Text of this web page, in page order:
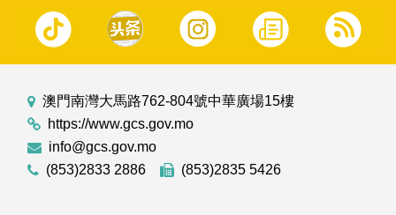
澳門南灣大馬路762-804號中華廣場15樓
https://www.gcs.gov.mo
info@gcs.gov.mo
(853)2833 2886
(853)2835 5426